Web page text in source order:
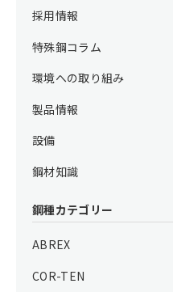
採用情報
特殊鋼コラム
環境への取り組み
製品情報
設備
鋼材知識
鋼種カテゴリー
ABREX
COR-TEN